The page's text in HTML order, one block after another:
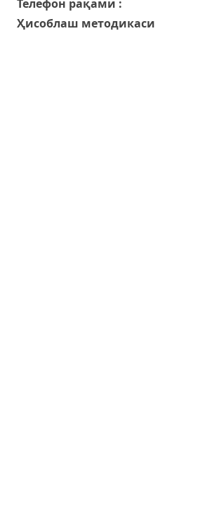
Телефон рақами :
Ҳисоблаш методикаси